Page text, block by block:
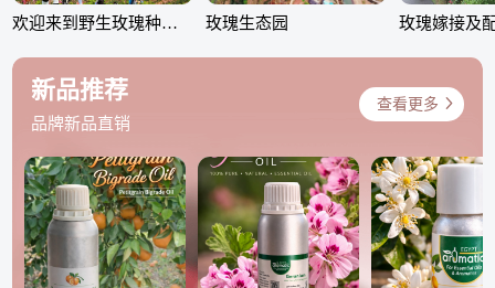
欢迎来到野生玫瑰种植园 玫瑰生态园
新品推荐
品牌新品直销
查看更多